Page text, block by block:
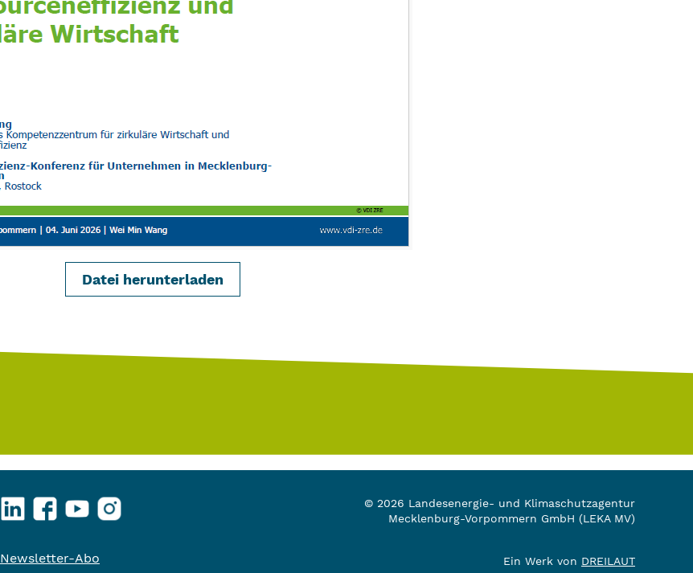
Datei herunterladen
LinkedInFacebookYouTubeInstagram
Newsletter-Abo
© 2026 Landesenergie- und Klimaschutzagentur
Mecklenburg-Vorpommern GmbH (LEKA MV)
Ein Werk von DREILAUT